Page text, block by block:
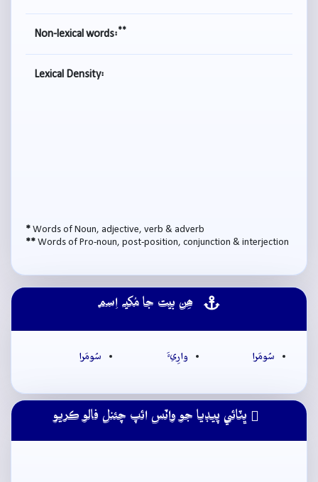
Non-lexical words:**
Lexical Density:
* Words of Noun, adjective, verb & adverb
** Words of Pro-noun, post-position, conjunction & interjection
ھِن بيت جا مُکيہ اِسم
سُومَرا وارِيءَ سُومَرا
ڀٽائي پيڊيا جو واٽس ائپ چئنل فالو ڪريو